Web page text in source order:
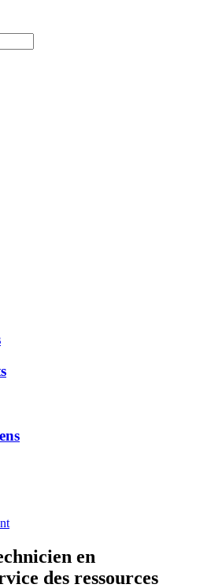
en
des ressources